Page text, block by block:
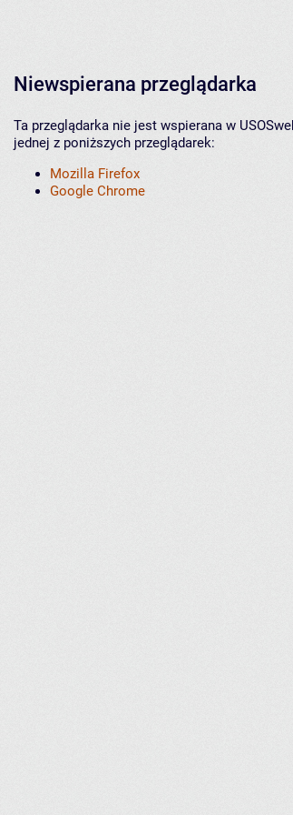
Niewspierana przeglądarka
Ta przeglądarka nie jest wspierana w
jednej z poniższych przeglądarek:
Mozilla Firefox
Google Chrome